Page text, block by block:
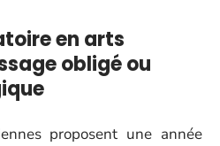
en arts
obligé ou
proposent une année